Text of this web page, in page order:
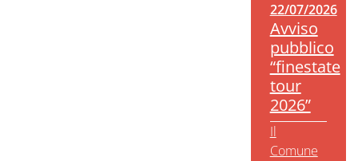
22/07/2026
Avviso
pubblico
“finestate
tour
2026”
Il
Comune